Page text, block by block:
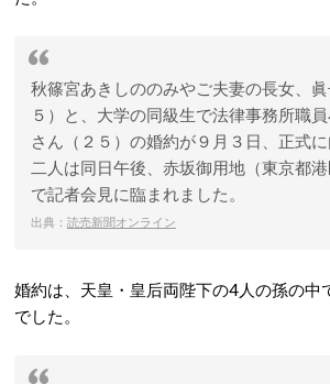
秋篠宮あきしののみやご夫妻の長女、
５）と、大学の同級生で法律事務所職
さん（２５）の婚約が９月３日、正式
二人は同日午後、赤坂御用地（東京都
で記者会見に臨まれました。
出典： 読売新聞オンライン
婚約は、天皇・皇后両陛下の4人の孫の中
でした。